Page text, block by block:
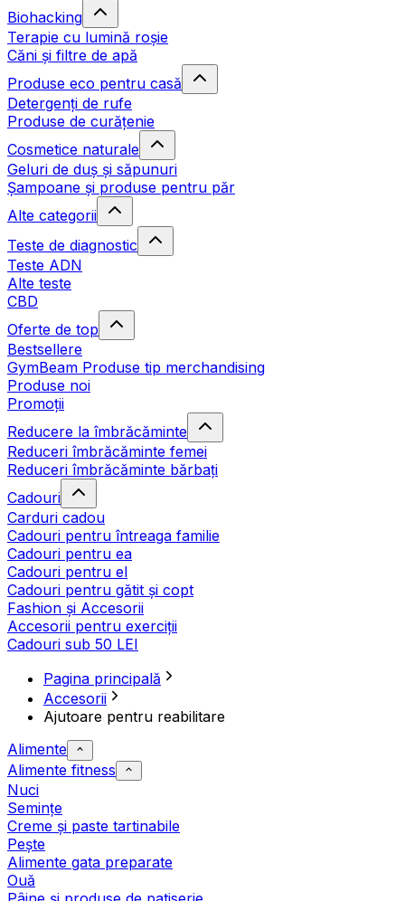
Biohacking
Terapie cu lumină roșie
Căni și filtre de apă
Produse eco pentru casă
Detergenți de rufe
Produse de curățenie
Cosmetice naturale
Geluri de duș și săpunuri
Șampoane și produse pentru păr
Alte categorii
Teste de diagnostic
Teste ADN
Alte teste
CBD
Oferte de top
Bestsellere
GymBeam Produse tip merchandising
Produse noi
Promoții
Reducere la îmbrăcăminte
Reduceri îmbrăcăminte femei
Reduceri îmbrăcăminte bărbați
Cadouri
Carduri cadou
Cadouri pentru întreaga familie
Cadouri pentru ea
Cadouri pentru el
Cadouri pentru gătit și copt
Fashion și Accesorii
Accesorii pentru exerciții
Cadouri sub 50 LEI
Pagina principală
Accesorii
Ajutoare pentru reabilitare
Alimente
Alimente fitness
Nuci
Semințe
Creme și paste tartinabile
Pește
Alimente gata preparate
Ouă